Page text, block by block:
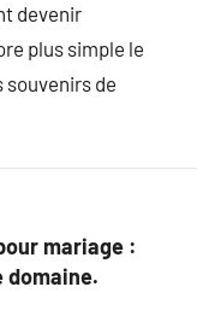
devenir
plus simple le
souvenirs de
mariage :
domaine.